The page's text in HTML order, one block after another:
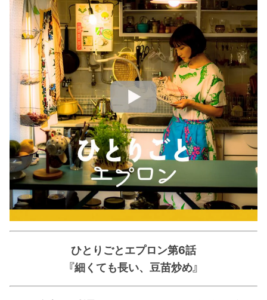
ひとりごとエプロン第6話
『細くても長い、豆苗炒め』